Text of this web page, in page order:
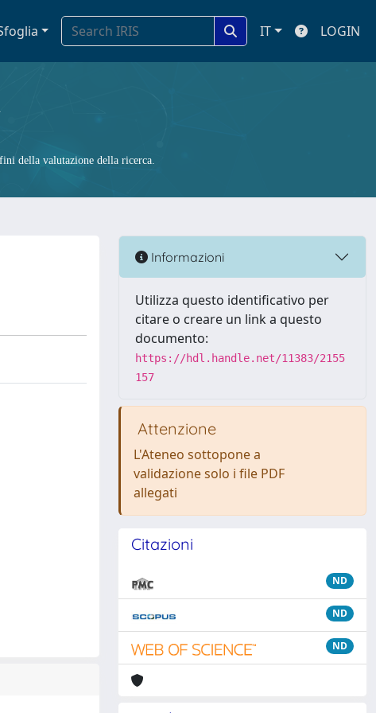
IT LOGIN
della valutazione della ricerca.
Informazioni
Utilizza questo identificativo per
citare o creare un link a questo
documento:
https://hdl.handle.net/11383/2155
157
Attenzione
L'Ateneo sottopone a
validazione solo i file PDF
allegati
Citazioni
ND
ND
ND